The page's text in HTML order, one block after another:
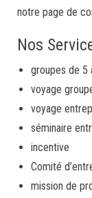
notre page de
Nos
groupes de 5
voyage
voyage
séminaire
incentive
Comité
mission de